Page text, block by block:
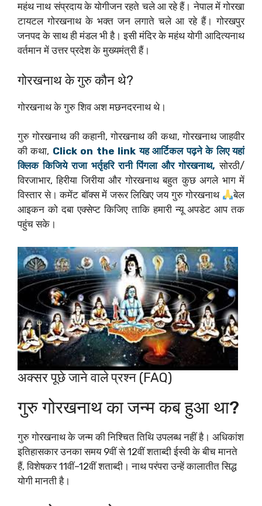
महंथ नाथ संप्रदाय के योगीजन रहते चले आ रहे हैं। नेपाल में गोरखा
टायटल गोरखनाथ के भक्त जन लगाते चले आ रहे हैं। गोरखपुर
जनपद के साथ ही मंडल भी है। इसी मंदिर के महंथ योगी आदित्यनाथ
वर्तमान में उत्तर प्रदेश के मुख्यमंत्री हैं।
गोरखनाथ के गुरु कौन थे?
गोरखनाथ के गुरु शिव अश मछनदरनाथ थे।
गुरु गोरखनाथ की कहानी, गोरखनाथ की कथा, गोरखनाथ जाहवीर
की कथा, Click on the link यह आर्टिकल पढ़ने के लिए यहां
क्लिक किजिये राजा भर्तृहरि रानी पिंगला और गोरखनाथ, सोरठी/
विरजाभार, हिरीया जिरीया और गोरखनाथ बहुत कुछ अगले भाग में
विस्तार से। कमेंट बॉक्स में जरूर लिखिए जय गुरु गोरखनाथ
बेल
आइकन को दबा एक्सेप्ट किजिए ताकि हमारी न्यू अपडेट आप तक
पहुंच सके।
अक्सर पूछे जाने वाले प्रश्न (FAQ)
गुरु गोरखनाथ का जन्म कब हुआ था?
गुरु गोरखनाथ के जन्म की निश्चित तिथि उपलब्ध नहीं है। अधिकांश
इतिहासकार उनका समय 9वीं से 12वीं शताब्दी ईस्वी के बीच मानते
हैं, विशेषकर 11वीं–12वीं शताब्दी। नाथ परंपरा उन्हें कालातीत सिद्ध
योगी मानती है।